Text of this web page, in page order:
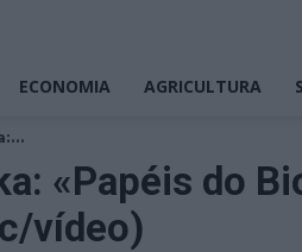
ECONOMIA AGRICULTURA
«Papéis do
vídeo)